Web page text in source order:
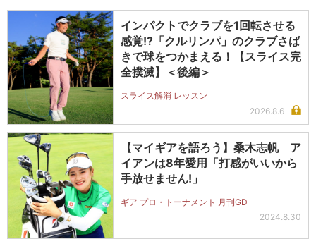
インパクトでクラブを1回転させる
感覚!?「クルリンパ」のクラブさば
きで球をつかまえる！【スライス完
全撲滅】＜後編＞
スライス解消 レッスン
2026.8.6
【マイギアを語ろう】桑木志帆 ア
イアンは8年愛用「打感がいいから
手放せません!」
ギア プロ・トーナメント 月刊GD
2024.8.30